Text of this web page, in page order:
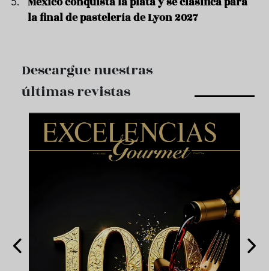
la final de pastelería de Lyon 2027
Descargue nuestras
últimas revistas